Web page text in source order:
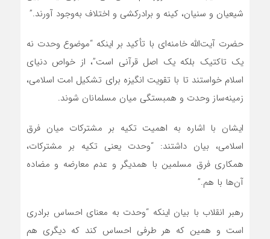
شیعیان و سنیان، کینه و برادرکشی و اختلاف به‌وجود آورند.”
حضرت آیت‌الله خامنه‌ای با تأکید بر اینکه “موضوع وحدت نه
یک تاکتیک بلکه یک اصل قرآنی است”، از خواص دنیای
اسلام خواستند تا با تقویت انگیزه برای تشکیل امت اسلامی،
زمینه‌ساز وحدت و همبستگی میان مسلمانان شوند.
ایشان با اشاره به اهمیت تکیه بر مشترکات میان فرق
اسلامی، بیان داشتند: “وحدت یعنی تکیه بر مشترکات،
همکاری فرق مسلمین با همدیگر و عدم معارضه و مضاده
آن‌ها با هم.”
رهبر انقلاب با بیان اینکه “وحدت به معنای احساس برادری
است و همین که هر طرفی احساس کند که دیگری هم